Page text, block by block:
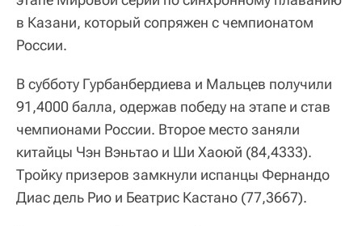
в Казани, который сопряжен с чемпионатом
России.
В субботу Гурбанбердиева и Мальцев получили
91,4000 балла, одержав победу на этапе и став
чемпионами России. Второе место заняли
китайцы Чэн Вэньтао и Ши Хаоюй (84,4333).
Тройку призеров замкнули испанцы Фернандо
Диас дель Рио и Беатрис Кастано (77,3667).